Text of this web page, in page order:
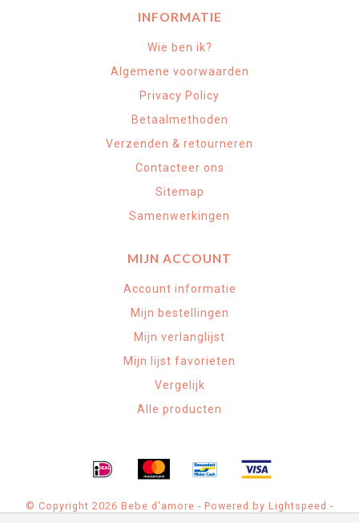
INFORMATIE
Wie ben ik?
Algemene voorwaarden
Privacy Policy
Betaalmethoden
Verzenden & retourneren
Contacteer ons
Sitemap
Samenwerkingen
MIJN ACCOUNT
Account informatie
Mijn bestellingen
Mijn verlanglijst
Mijn lijst favorieten
Vergelijk
Alle producten
© Copyright 2026 Bebe d'amore - Powered by Lightspeed -